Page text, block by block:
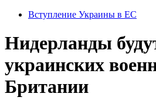
Вступление Украины в ЕС
Нидерланды
украинских
Британии